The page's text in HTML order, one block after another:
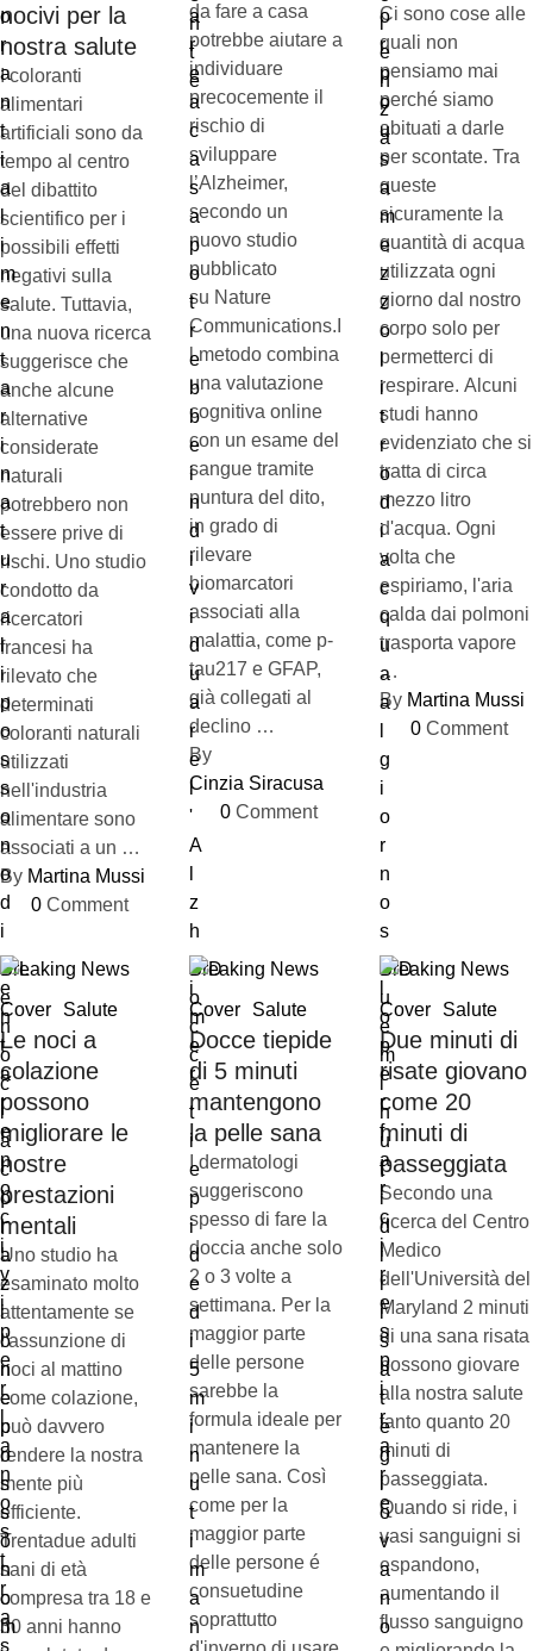
nocivi per la
nostra salute
I coloranti
alimentari
artificiali sono da
tempo al centro
del dibattito
scientifico per i
possibili effetti
negativi sulla
salute. Tuttavia,
una nuova ricerca
suggerisce che
anche alcune
alternative
considerate
naturali
potrebbero non
essere prive di
rischi. Uno studio
condotto da
ricercatori
francesi ha
rilevato che
determinati
coloranti naturali
utilizzati
nell'industria
alimentare sono
associati a un …
By Martina Mussi
0 Comment
da fare a casa
potrebbe aiutare a
individuare
precocemente il
rischio di
sviluppare
l’Alzheimer,
secondo un
nuovo studio
pubblicato
su Nature
Communications.I
l metodo combina
una valutazione
cognitiva online
con un esame del
sangue tramite
puntura del dito,
in grado di
rilevare
biomarcatori
associati alla
malattia, come p-
tau217 e GFAP,
già collegati al
declino …
By
Cinzia Siracusa
0 Comment
Ci sono cose alle
quali non
pensiamo mai
perché siamo
abituati a darle
per scontate. Tra
queste
sicuramente la
quantità di acqua
utilizzata ogni
giorno dal nostro
corpo solo per
permetterci di
respirare. Alcuni
studi hanno
evidenziato che si
tratta di circa
mezzo litro
d'acqua. Ogni
volta che
espiriamo, l'aria
calda dai polmoni
trasporta vapore
…
By Martina Mussi
0 Comment
Breaking News
Cover
Salute
Le noci a
colazione
possono
migliorare le
nostre
prestazioni
mentali
Uno studio ha
esaminato molto
attentamente se
l'assunzione di
noci al mattino
come colazione,
può davvero
rendere la nostra
mente più
efficiente.
Trentadue adulti
sani di età
compresa tra 18 e
30 anni hanno
Breaking News
Cover
Salute
Docce tiepide
di 5 minuti
mantengono
la pelle sana
I dermatologi
suggeriscono
spesso di fare la
doccia anche solo
2 o 3 volte a
settimana. Per la
maggior parte
delle persone
sarebbe la
formula ideale per
mantenere la
pelle sana. Così
come per la
maggior parte
delle persone é
consuetudine
soprattutto
Breaking News
Cover
Salute
Due minuti di
risate giovano
come 20
minuti di
passeggiata
Secondo una
ricerca del Centro
Medico
dell'Università del
Maryland 2 minuti
di una sana risata
possono giovare
alla nostra salute
tanto quanto 20
minuti di
passeggiata.
Quando si ride, i
vasi sanguigni si
espandono,
aumentando il
flusso sanguigno